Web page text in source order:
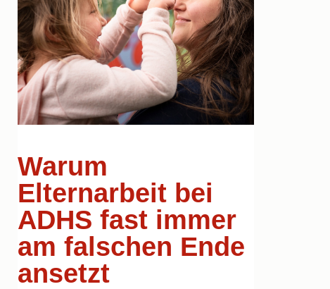
Warum
Elternarbeit bei
ADHS fast immer
am falschen Ende
ansetzt